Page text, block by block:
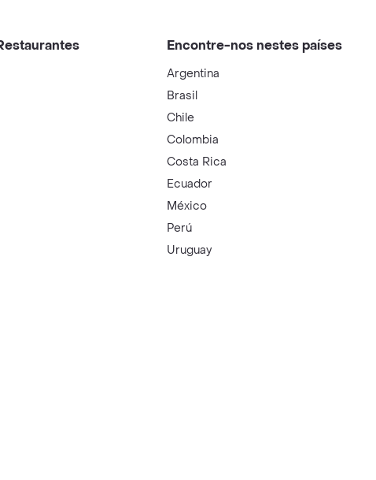
Encontre-nos nestes países
Argentina
Brasil
Chile
Colombia
Costa Rica
Ecuador
México
Perú
Uruguay